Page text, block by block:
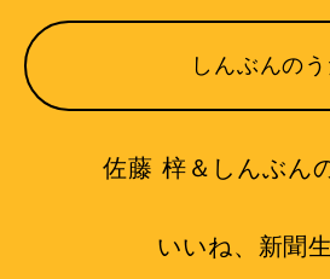
しんぶんのう
佐藤 梓＆しんぶん
いいね、新聞生